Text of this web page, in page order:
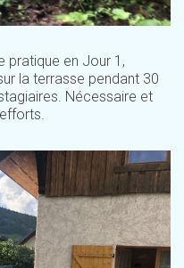
pratique en Jour 1,
la terrasse pendant 30
Nécessaire et